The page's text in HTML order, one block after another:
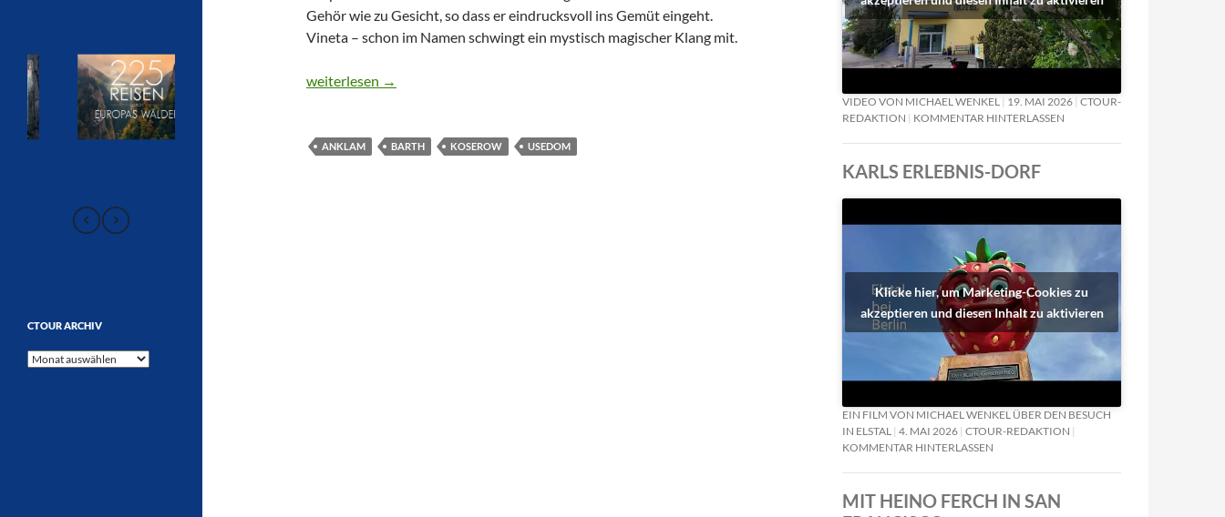
Gehör wie zu Gesicht, so dass er eindrucksvoll ins Gemüt eingeht.
Vineta – schon im Namen schwingt ein mystisch magischer Klang mit.
CTOUR on Tour: Vorhang auf! Vineta in Vorpommern
weiterlesen →
ANKLAM BARTH KOSEROW USEDOM
VIDEO VON MICHAEL WENKEL 19. MAI 2026 CTOUR-
REDAKTION
KOMMENTAR HINTERLASSEN
KARLS ERLEBNIS-DORF
Klicke hier, um Marketing-Cookies zu
akzeptieren und diesen Inhalt zu aktivieren
EIN FILM VON MICHAEL WENKEL ÜBER DEN BESUCH
IN ELSTAL 4. MAI 2026 CTOUR-REDAKTION
KOMMENTAR HINTERLASSEN
MIT HEINO FERCH IN SAN
CTOUR ARCHIV
CTOUR